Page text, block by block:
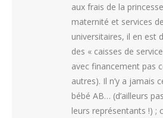
aux frais de la
maternité et services
universitaires, il en est
des « caisses de
avec financement pas
autres). Il n’y a jamais
bébé AB… (d’ailleurs
leurs représentants !) ;